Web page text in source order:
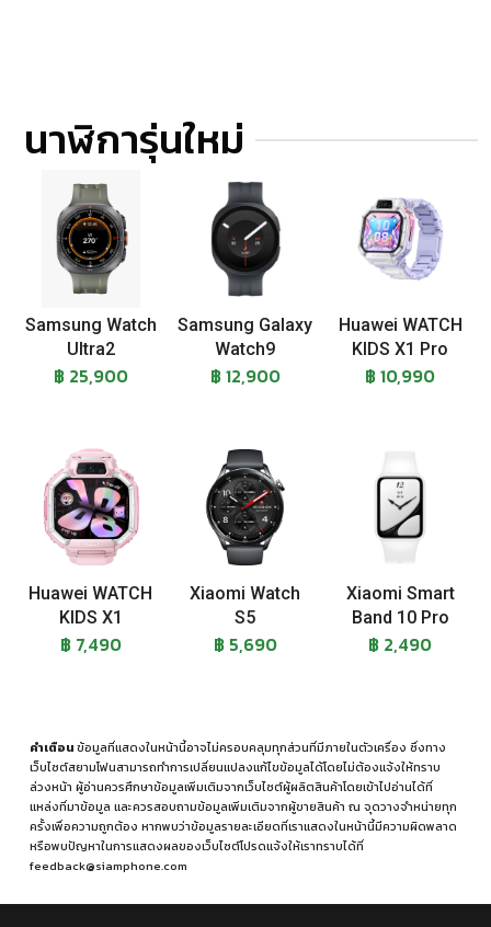
นาฬิการุ่นใหม่
Samsung Watch
Ultra2
฿ 25,900
Samsung Galaxy
Watch9
฿ 12,900
Huawei WATCH
KIDS X1 Pro
฿ 10,990
Huawei WATCH
KIDS X1
฿ 7,490
Xiaomi Watch
S5
฿ 5,690
Xiaomi Smart
Band 10 Pro
฿ 2,490
คำเตือนข้อมูลที่แสดงในหน้านี้อาจไม่ครอบคลุมทุกส่วนที่มีภายในตัวเครื่อง ซึ่งทาง
เว็บไซต์สยามโฟนสามารถทำการเปลี่ยนแปลงแก้ไขข้อมูลได้โดยไม่ต้องแจ้งให้ทราบ
ล่วงหน้า ผู้อ่านควรศึกษาข้อมูลเพิ่มเติมจากเว็บไซต์ผู้ผลิตสินค้าโดยเข้าไปอ่านได้ที่
แหล่งที่มาข้อมูล และควรสอบถามข้อมูลเพิ่มเติมจากผู้ขายสินค้า ณ จุดวางจำหน่ายทุก
ครั้งเพื่อความถูกต้อง หากพบว่าข้อมูลรายละเอียดที่เราแสดงในหน้านี้มีความผิดพลาด
หรือพบปัญหาในการแสดงผลของเว็บไซต์โปรดแจ้งให้เราทราบได้ที่
feedback@siamphone.com